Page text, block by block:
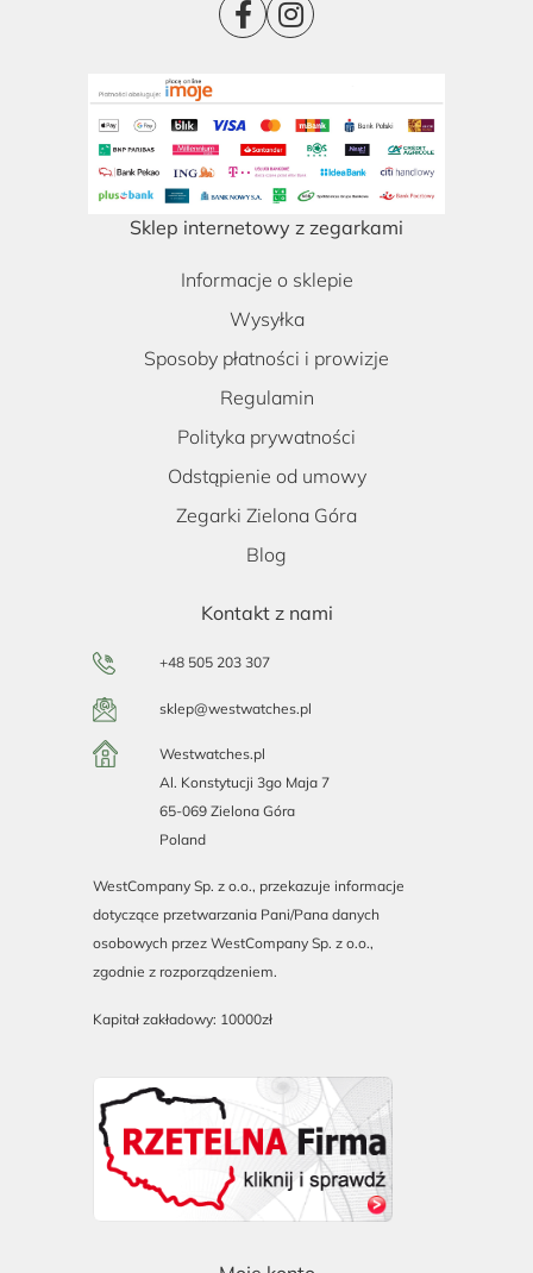
Sklep internetowy z zegarkami
Informacje o sklepie
Wysyłka
Sposoby płatności i prowizje
Regulamin
Polityka prywatności
Odstąpienie od umowy
Zegarki Zielona Góra
Blog
Kontakt z nami
+48 505 203 307
sklep@westwatches.pl
Westwatches.pl
Al. Konstytucji 3go Maja 7
65-069 Zielona Góra
Poland
WestCompany Sp. z o.o., przekazuje informacje
dotyczące przetwarzania Pani/Pana danych
osobowych przez WestCompany Sp. z o.o.,
zgodnie z rozporządzeniem.
Kapitał zakładowy: 10000zł